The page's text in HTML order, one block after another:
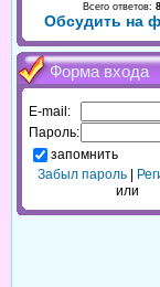
Всего ответов:
Обсудить на
Форма входа
E-mail:
Пароль:
запомнить
Забыл пароль
или